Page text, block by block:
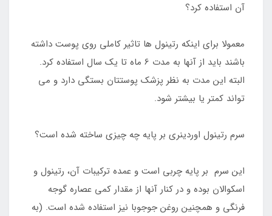
آن استفاده کرد؟
معمولا برای اینکه رتینول ها تاثیر کاملی روی پوست داشته
باشند باید از آنها به مدت 6 ماه تا یک سال استفاده کرد.
البته این مدت به نظر پزشک پوستتان بستگی دارد و می
تواند کمتر یا بیشتر شود.
سرم رتینول اوردینری بر پایه چه چیزی ساخته شده است؟
این سرم بر پایه چربی است و عمده ترکیبات آن، رتینول و
اسکوالان بوده و در کنار آنها از مقدار کمی عصاره گوجه
فرنگی و همچنین روغن جوجوبا نیز استفاده شده است. (به